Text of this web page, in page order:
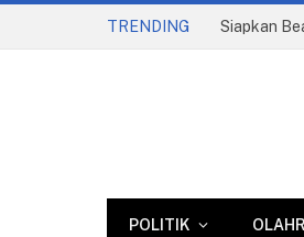
TRENDING
POLITIK